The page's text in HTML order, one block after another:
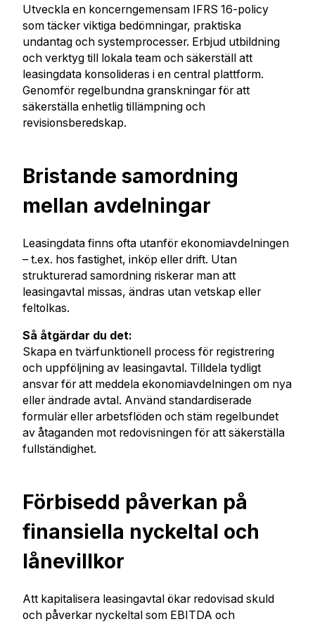
Utveckla en koncerngemensam IFRS 16-policy
som täcker viktiga bedömningar, praktiska
undantag och systemprocesser. Erbjud utbildning
och verktyg till lokala team och säkerställ att
leasingdata konsolideras i en central plattform.
Genomför regelbundna granskningar för att
säkerställa enhetlig tillämpning och
revisionsberedskap.
Bristande samordning
mellan avdelningar
Leasingdata finns ofta utanför ekonomiavdelningen
– t.ex. hos fastighet, inköp eller drift. Utan
strukturerad samordning riskerar man att
leasingavtal missas, ändras utan vetskap eller
feltolkas.
Så åtgärdar du det:
Skapa en tvärfunktionell process för registrering
och uppföljning av leasingavtal. Tilldela tydligt
ansvar för att meddela ekonomiavdelningen om nya
eller ändrade avtal. Använd standardiserade
formulär eller arbetsflöden och stäm regelbundet
av åtaganden mot redovisningen för att säkerställa
fullständighet.
Förbisedd påverkan på
finansiella nyckeltal och
lånevillkor
Att kapitalisera leasingavtal ökar redovisad skuld
och påverkar nyckeltal som EBITDA och